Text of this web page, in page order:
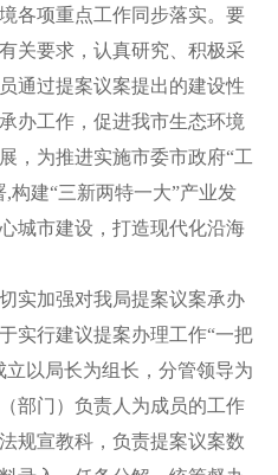
各项重点工作同步落实。要
关要求，认真研究、积极采
通过提案议案提出的建设性
办工作，促进我市生态环境
，为推进实施市委市政府“工
构建“三新两特一大”产业发
城市建设，打造现代化沿海
实加强对我局提案议案承办
实行建议提案办理工作“一把
以局长为组长，分管领导为
部门）负责人为成员的工作
规宣教科，负责提案议案数